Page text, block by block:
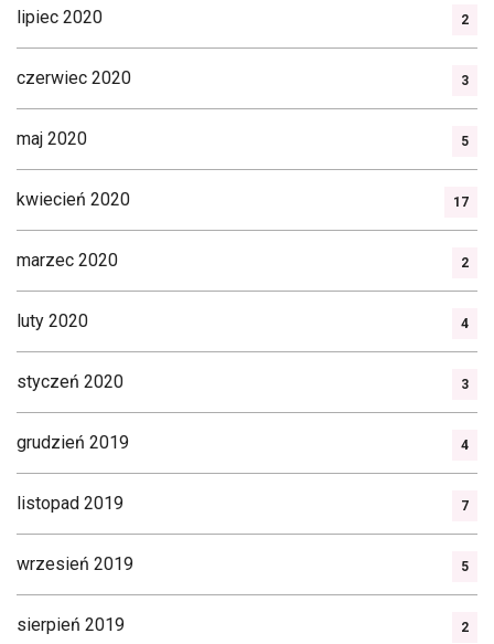
lipiec 2020 2
czerwiec 2020 3
maj 2020 5
kwiecień 2020 17
marzec 2020 2
luty 2020 4
styczeń 2020 3
grudzień 2019 4
listopad 2019 7
wrzesień 2019 5
sierpień 2019 2